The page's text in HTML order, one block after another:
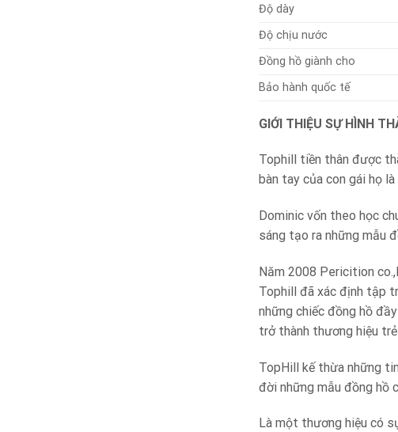
Độ dày
Độ chịu nước
Đồng hồ giành cho
Bảo hành quốc tế
GIỚI THIỆU SỰ HÌNH
Tophill tiền thân được
bàn tay của con gái họ là
Dominic vốn theo học
sáng tạo ra những mẫu
Năm 2008 Pericition
Tophill đã xác định tập
những chiếc đồng hồ
trở thành thương hiệu
TopHill kế thừa những
đời những mẫu đồng hồ
Là một thương hiệu có